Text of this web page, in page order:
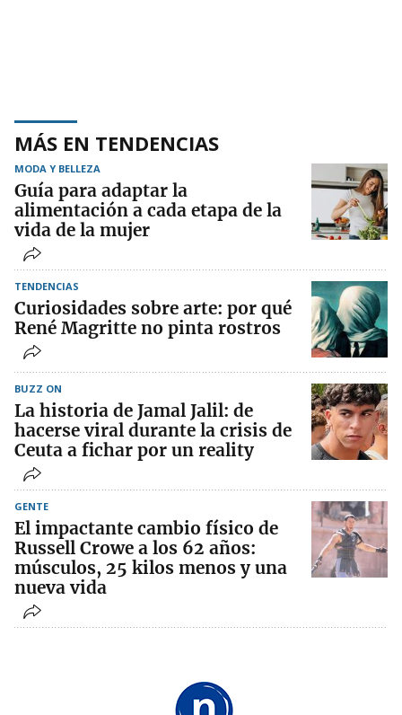
MÁS EN TENDENCIAS
MODA Y BELLEZA
Guía para adaptar la
alimentación a cada etapa de la
vida de la mujer
TENDENCIAS
Curiosidades sobre arte: por qué
René Magritte no pinta rostros
BUZZ ON
La historia de Jamal Jalil: de
hacerse viral durante la crisis de
Ceuta a fichar por un reality
GENTE
El impactante cambio físico de
Russell Crowe a los 62 años:
músculos, 25 kilos menos y una
nueva vida